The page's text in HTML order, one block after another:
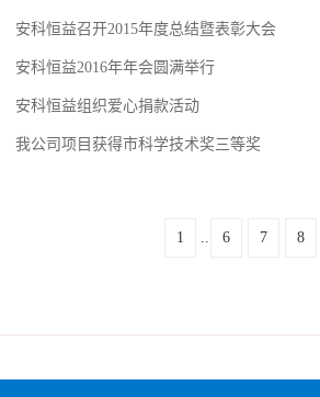
安科恒益召开2015年度总结暨表彰大会
安科恒益2016年年会圆满举行
安科恒益组织爱心捐款活动
我公司项目获得市科学技术奖三等奖
1 .. 6 7 8